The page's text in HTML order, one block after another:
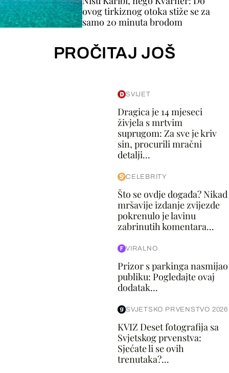
ovog tirkiznog otoka stiže se za
samo 20 minuta brodom
PROČITAJ JOŠ
SVIJET
Dragica je 14 mjeseci
živjela s mrtvim
suprugom: Za sve je kriv
sin, procurili mračni
detalji...
CELEBRITY
Što se ovdje događa? Nikad
mršavije izdanje zvijezde
pokrenulo je lavinu
zabrinutih komentara...
VIRALNO
Prizor s parkinga nasmijao
publiku: Pogledajte ovaj
dodatak...
SVJETSKO PRVENSTVO 2026
KVIZ Deset fotografija sa
Svjetskog prvenstva:
Sjećate li se ovih
trenutaka?...